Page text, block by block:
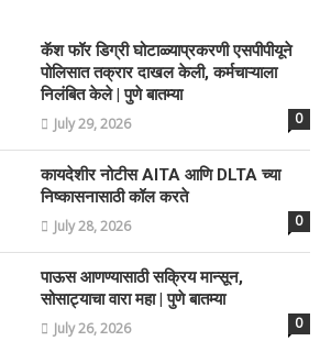
कॅश फॉर डिग्री घोटाळ्याप्रकरणी एसपीपीयूने
पोलिसात तक्रार दाखल केली, कर्मचाऱ्याला
निलंबित केले | पुणे बातम्या
July 29, 2026 0
कायदेशीर नोटीस AITA आणि DLTA च्या
निष्कासनासाठी कॉल करते
July 28, 2026 0
पाऊस आणण्यासाठी सक्रिय मान्सून,
सोसाट्याचा वारा महा | पुणे बातम्या
July 26, 2026 0